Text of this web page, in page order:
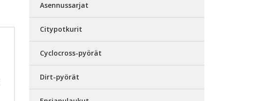
Asennussarjat
Citypotkurit
Cyclocross-pyörät
Dirt-pyörät